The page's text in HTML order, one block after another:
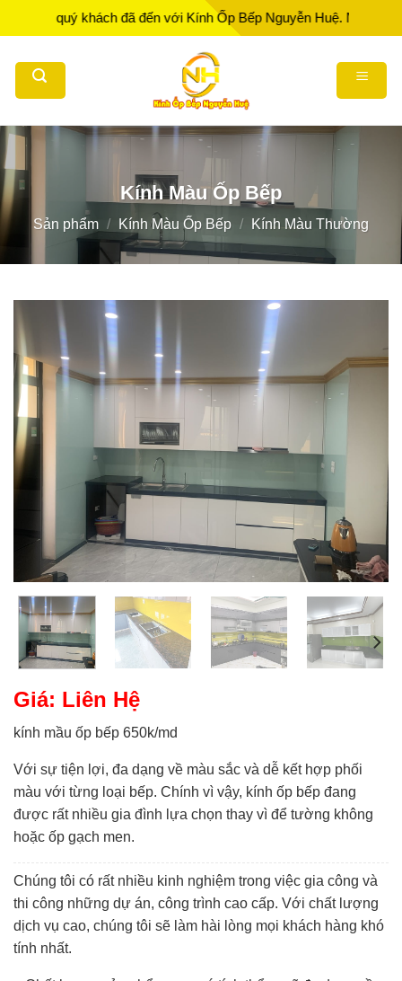
qua
quý khách đã đến với Kính Ốp Bếp Nguyễn Huệ. Nhà Sản xuất -
Kính Màu Ốp Bếp
Sản phẩm / Kính Màu Ốp Bếp / Kính Màu Thường
Giá: Liên Hệ
kính mầu ốp bếp 650k/md
Với sự tiện lợi, đa dạng về màu sắc và dễ kết hợp phối
màu với từng loại bếp. Chính vì vậy, kính ốp bếp đang
được rất nhiều gia đình lựa chọn thay vì để tường không
hoặc ốp gạch men.
Chúng tôi có rất nhiều kinh nghiệm trong việc gia công và
thi công những dự án, công trình cao cấp. Với chất lượng
dịch vụ cao, chúng tôi sẽ làm hài lòng mọi khách hàng khó
tính nhất.